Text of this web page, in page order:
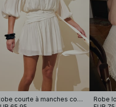
Robe courte à manches courtes et taille nouée